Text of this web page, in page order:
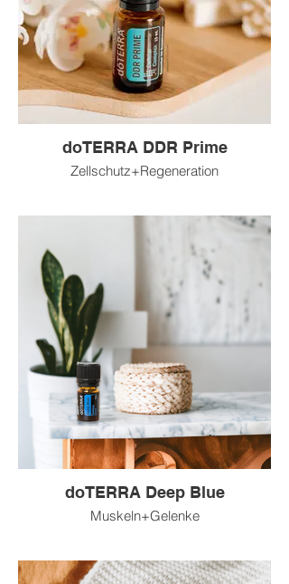
doTERRA DDR Prime
Zellschutz+Regeneration
doTERRA Deep Blue
Muskeln+Gelenke